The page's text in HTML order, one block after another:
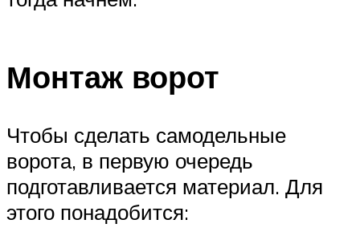
Монтаж ворот
Чтобы сделать самодельные
ворота, в первую очередь
подготавливается материал. Для
этого понадобится: